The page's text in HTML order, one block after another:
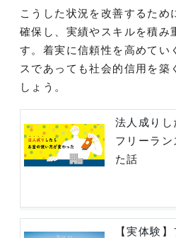
こうした状況を改善するため
確保し、実績やスキルを積み
す。着実に信頼性を高めてい
スであっても社会的信用を築
しょう。
法人成り
フリーラ
た話
【実体験